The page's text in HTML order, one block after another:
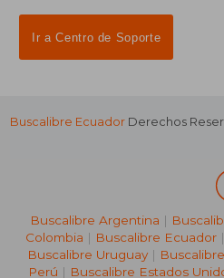
Ir a Centro de Soporte
Buscalibre Ecuador Derechos
Buscalibre Argentina |
Colombia | Buscalibre Ecuador |
Buscalibre Uruguay|
Perú | Buscalibre Estados